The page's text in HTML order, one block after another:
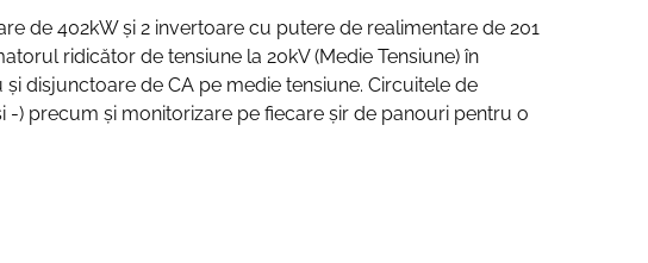
de 402kW și 2 invertoare cu putere de realimentare de 201
ridicător de tensiune la 20kV (Medie Tensiune) în
disjunctoare de CA pe medie tensiune. Circuitele de
) precum și monitorizare pe fiecare șir de panouri pentru o